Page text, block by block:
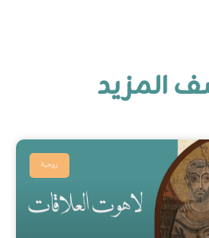
المزيد
روحية